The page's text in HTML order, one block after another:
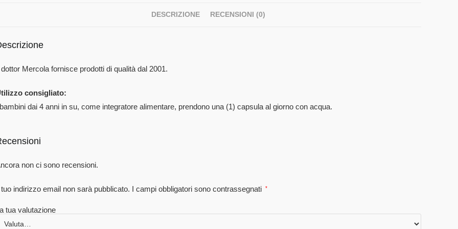
DESCRIZIONE RECENSIONI (0)
dottor Mercola fornisce prodotti di qualità dal 2001.
consigliato:
dai 4 anni in su, come integratore alimentare, prendono una (1) capsula al giorno con acqua.
non ci sono recensioni.
tuo indirizzo email non sarà pubblicato. I campi obbligatori sono contrassegnati *
tua valutazione